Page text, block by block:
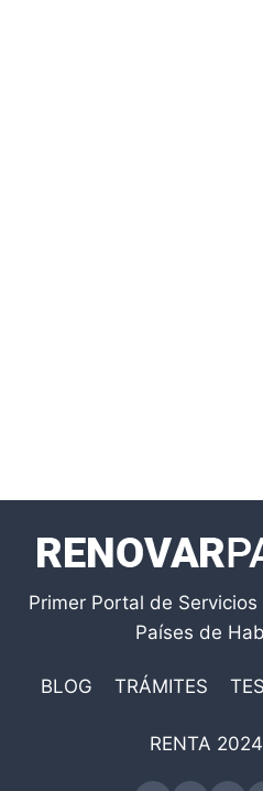
Primer Portal de
Países de
BLOG TRÁMITES
RENTA 2024